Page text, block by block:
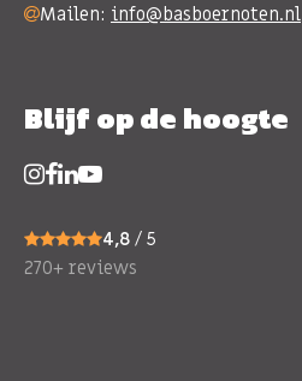
Mailen: info@basboernoten.nl
Blijf op de hoogte
4,8 / 5
270+ reviews